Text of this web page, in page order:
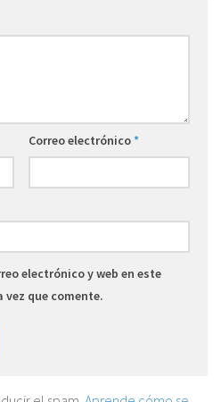
Correo electrónico*
electrónico y web en este
que comente.